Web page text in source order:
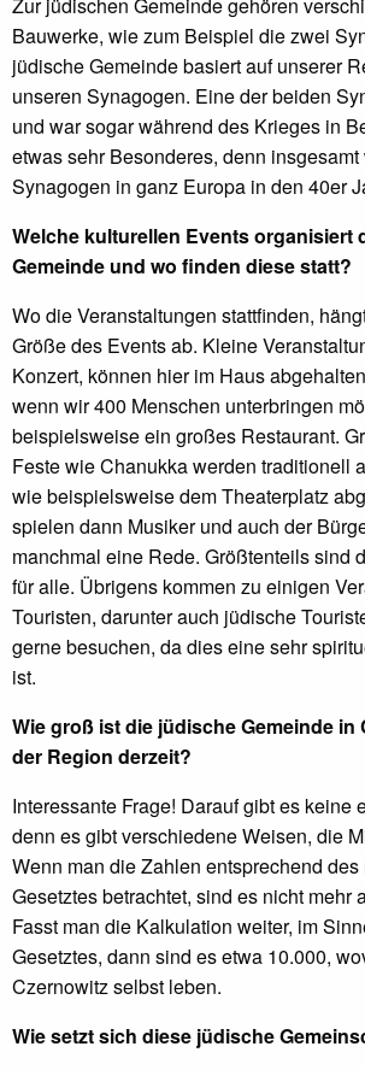
Bauwerke, wie zum Beispiel die zwei
jüdische Gemeinde basiert auf unserer
unseren Synagogen. Eine der beiden
und war sogar während des Krieges in
etwas sehr Besonderes, denn
Synagogen in ganz Europa in den 40er
Welche kulturellen Events organisiert
Gemeinde und wo finden diese statt?
Wo die Veranstaltungen stattfinden,
Größe des Events ab. Kleine
Konzert, können hier im Haus
wenn wir 400 Menschen unterbringen
beispielsweise ein großes Restaurant.
Feste wie Chanukka werden traditionell
wie beispielsweise dem Theaterplatz
spielen dann Musiker und auch der
manchmal eine Rede. Größtenteils sind
für alle. Übrigens kommen zu einigen
Touristen, darunter auch jüdische
gerne besuchen, da dies eine sehr
ist.
Wie groß ist die jüdische Gemeinde in
der Region derzeit?
Interessante Frage! Darauf gibt es keine
denn es gibt verschiedene Weisen, die
Wenn man die Zahlen entsprechend
Gesetztes betrachtet, sind es nicht mehr
Fasst man die Kalkulation weiter, im
Gesetztes, dann sind es etwa 10.000,
Czernowitz selbst leben.
Wie setzt sich diese jüdische